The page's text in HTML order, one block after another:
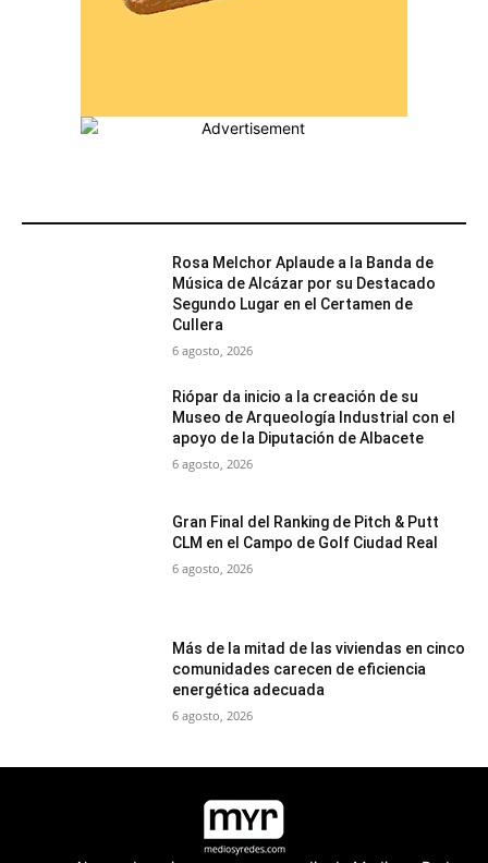
Rosa Melchor Aplaude a la Banda de
Música de Alcázar por su Destacado
Segundo Lugar en el Certamen de
Cullera
6 agosto, 2026
Riópar da inicio a la creación de su
Museo de Arqueología Industrial con el
apoyo de la Diputación de Albacete
6 agosto, 2026
Gran Final del Ranking de Pitch & Putt
CLM en el Campo de Golf Ciudad Real
6 agosto, 2026
Más de la mitad de las viviendas en cinco
comunidades carecen de eficiencia
energética adecuada
6 agosto, 2026